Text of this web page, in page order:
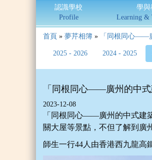
認識學校
Profile
學與
Learning &
首頁 » 夢芹相簿 » 「同根同心——
2025 - 2026 2024 - 2025
「同根同心——廣州的中式
2023-12-08
「同根同心——廣州的中式建
關大屋等景點，不但了解到廣
師生一行44人由香港西九龍高